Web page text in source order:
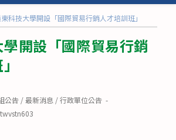
科技大學開設「國際貿易行銷人才培訓班」
開設「國際貿易行銷
公告 /最新消息 /行政單位公告
twvstn603